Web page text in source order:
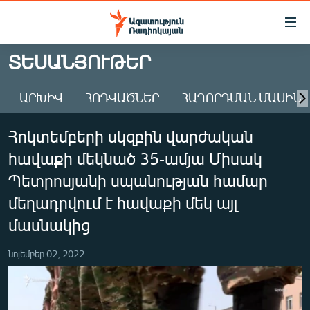
Մատչելիության
Անցնել
հիմնական
Անցնել
հիմնական
մենյուին
Որոնում
ԱԶԱՏՈՒԹՅՈՒՆ TV
ՀԱՅԱՍՏԱՆ
ԸՆՏՐՈՒԹՅՈՒՆՆԵՐ 2026
ԻՐԱՎՈՒՆՔ
ՀԱՍԱՐԱԿՈՒԹՅՈՒՆ
ՏՆՏԵՍՈՒԹՅՈՒՆ
ՊԱՏԵՐԱԶՄԻ 6 ՇԱԲԱԹՆԵՐԸ
ՏԱՐԱԾԱՇՐՋԱՆ
ՏԵՍԱՆՅՈՒԹԵՐ
ԱՐԽԻՎ ՀՈԴՎԱԾՆԵՐ ՀԱՂՈՐԴՄԱՆ ՄԱՍԻՆ
Հոկտեմբերի սկզբին վարժական
հավաքի մեկնած 35-ամյա Միսակ
Պետրոսյանի սպանության համար
մեղադրվում է հավաքի մեկ այլ
մասնակից
նոյեմբեր 02, 2022